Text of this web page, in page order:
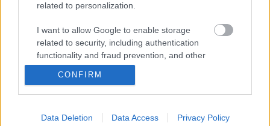
related to personalization.
I want to allow Google to enable storage
related to security, including authentication
functionality and fraud prevention, and other
user protection.
CONFIRM
Data Deletion Data Access Privacy Policy
Interjú Dr. Szabó G. Gáborral a
Katolikus rádióban
Kelle Botond•2008. április 29.
A Katolikus Rádió Ösvény című műsorának múlt
csütörtökön délután Dr. Szabó G. Gábor
adást meghallgathatja itt (a beszélgetés a 2. percnél